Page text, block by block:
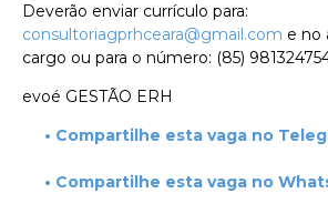
Deverão enviar currículo para:
consultoriagprhceara@gmail.com e no
cargo ou para o número: (85)
evoé GESTÃO ERH
• Compartilhe esta vaga no
• Compartilhe esta vaga no